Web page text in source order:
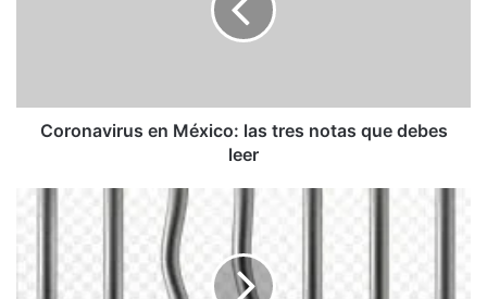
leer
Coronavirus en México: las tres notas que debes
leer
¿Quiénes